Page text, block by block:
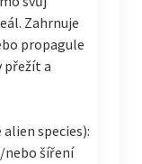
Zahrnuje
propagule
přežít a
alien species):
nebo šíření